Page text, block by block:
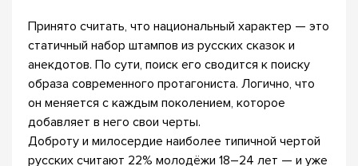
Принято считать, что национальный характер — это
статичный набор штампов из русских сказок и
анекдотов. По сути, поиск его сводится к поиску
образа современного протагониста. Логично, что
он меняется с каждым поколением, которое
добавляет в него свои черты.
Доброту и милосердие наиболее типичной чертой
русских считают 22% молодёжи 18–24 лет — и уже